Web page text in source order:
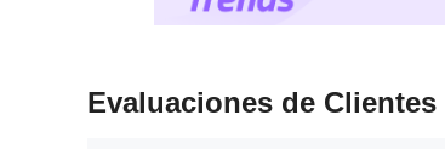
Evaluaciones de Clientes